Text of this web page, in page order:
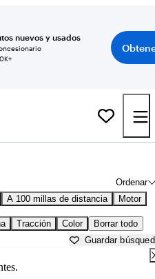
nuevos y usados
Ordenar
A 100 millas de distancia Motor
Tracción Color Borrar todo
Guardar